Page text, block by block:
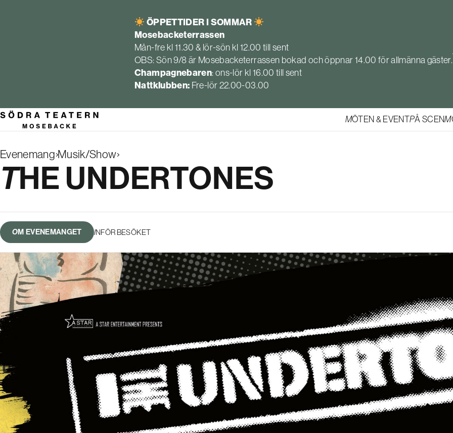
ÖPPETTIDER I SOMMAR
Mosebacketerrassen
Mån-fre kl 11.30 & lör-sön kl 12.00 till sent
OBS: Sön 9/8 är Mosebacketerrassen bokad och öppnar 14.00 för allmänna gäster.
Champagnebaren: ons-lör kl 16.00 till sent
Nattklubben: Fre-lör 22.00-03.00
Search
results
MÖTEN & EVENT PÅ SCEN
Evenemang Musik/Show
THE UNDERTONES
OM EVENEMANGET INFÖR BESÖKET